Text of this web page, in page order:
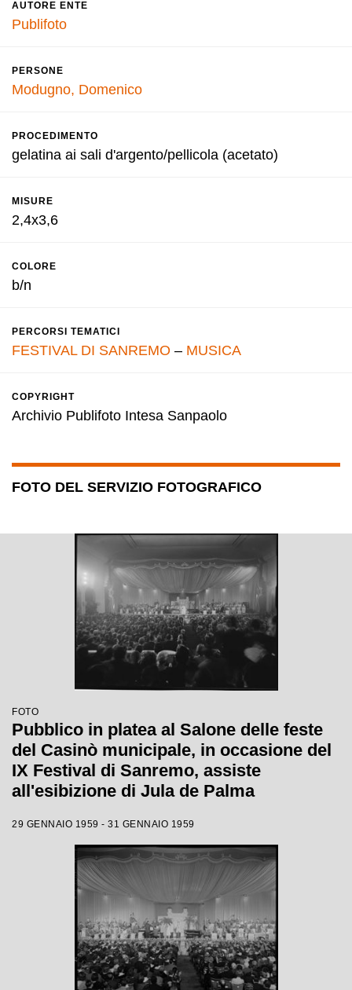
AUTORE ENTE
Publifoto
PERSONE
Modugno, Domenico
PROCEDIMENTO
gelatina ai sali d'argento/pellicola (acetato)
MISURE
2,4x3,6
COLORE
b/n
PERCORSI TEMATICI
FESTIVAL DI SANREMO – MUSICA
COPYRIGHT
Archivio Publifoto Intesa Sanpaolo
FOTO DEL SERVIZIO FOTOGRAFICO
FOTO
Pubblico in platea al Salone delle feste
del Casinò municipale, in occasione del
IX Festival di Sanremo, assiste
all'esibizione di Jula de Palma
29 GENNAIO 1959 - 31 GENNAIO 1959